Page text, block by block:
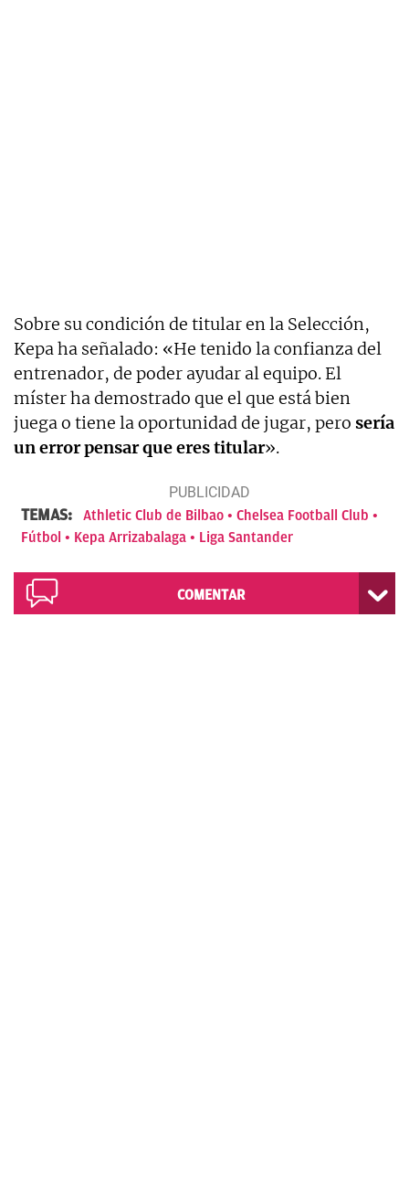
Sobre su condición de titular en la Selección,
Kepa ha señalado: «He tenido la confianza del
entrenador, de poder ayudar al equipo. El
míster ha demostrado que el que está bien
juega o tiene la oportunidad de jugar, pero sería
un error pensar que eres titular».
TEMAS: Athletic Club de Bilbao
Chelsea Football Club
Fútbol
Kepa Arrizabalaga Liga Santander
COMENTAR